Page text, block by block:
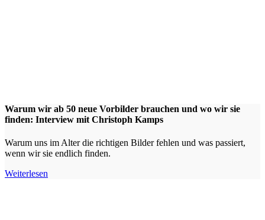
Warum wir ab 50 neue Vorbilder brauchen und wo wir sie
finden: Interview mit Christoph Kamps
Warum uns im Alter die richtigen Bilder fehlen und was passiert,
wenn wir sie endlich finden.
Weiterlesen